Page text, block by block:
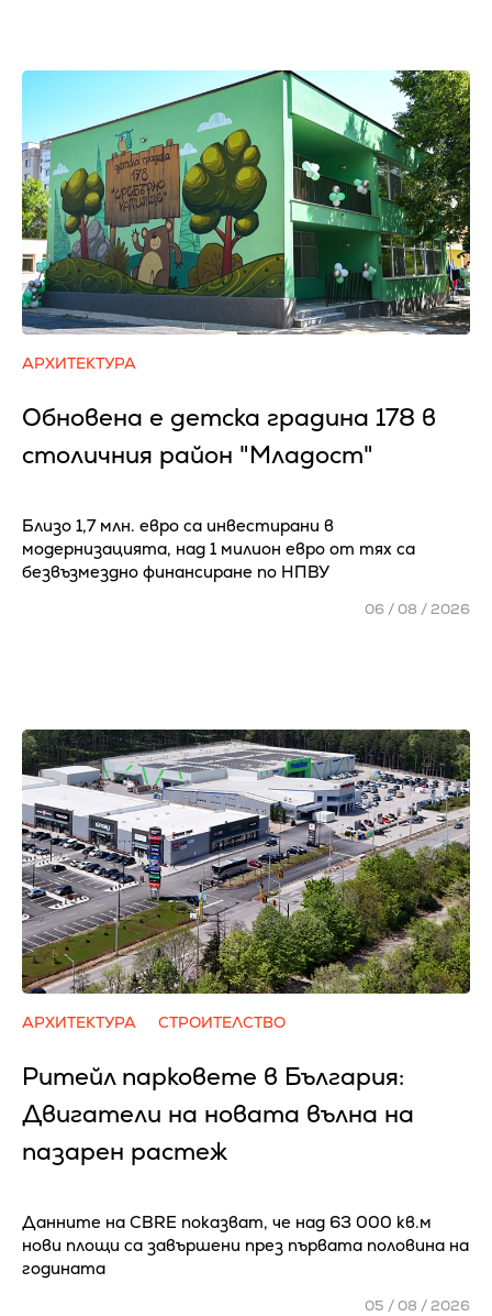
АРХИТЕКТУРА
Обновена е детска градина 178 в
столичния район "Младост"
Близо 1,7 млн. евро са инвестирани в
модернизацията, над 1 милион евро от тях са
безвъзмездно финансиране по НПВУ
06 / 08 / 2026
АРХИТЕКТУРА СТРОИТЕЛСТВО
Ритейл парковете в България:
Двигатели на новата вълна на
пазарен растеж
Данните на CBRE показват, че над 63 000 кв.м
нови площи са завършени през първата половина на
годината
05 / 08 / 2026